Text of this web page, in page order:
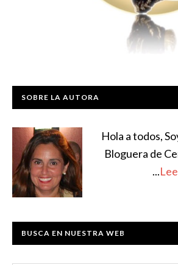
SOBRE LA AUTORA
Hola a todos,
Bloguera de
...
BUSCA EN NUESTRA WEB